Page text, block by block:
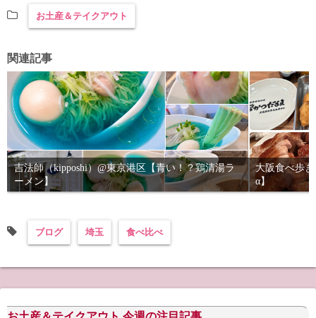
お土産＆テイクアウト
関連記事
吉法師（kipposhi）@東京港区【青い！？鶏清湯ラ
ーメン】
大阪食べ歩
α】
ブログ 埼玉 食べ比べ